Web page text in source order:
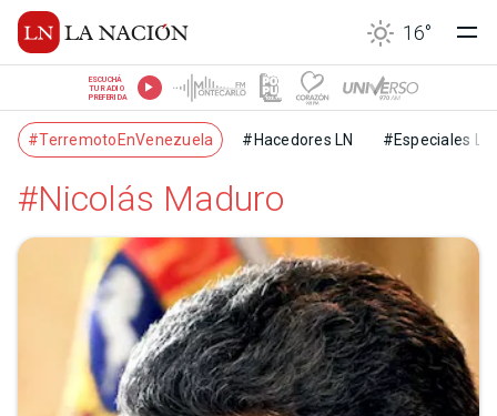
16°
ESCUCHÁ
TU RADIO
PREFERIDA
#TerremotoEnVenezuela #Hacedores LN #Especiales LN
#Nicolás Maduro